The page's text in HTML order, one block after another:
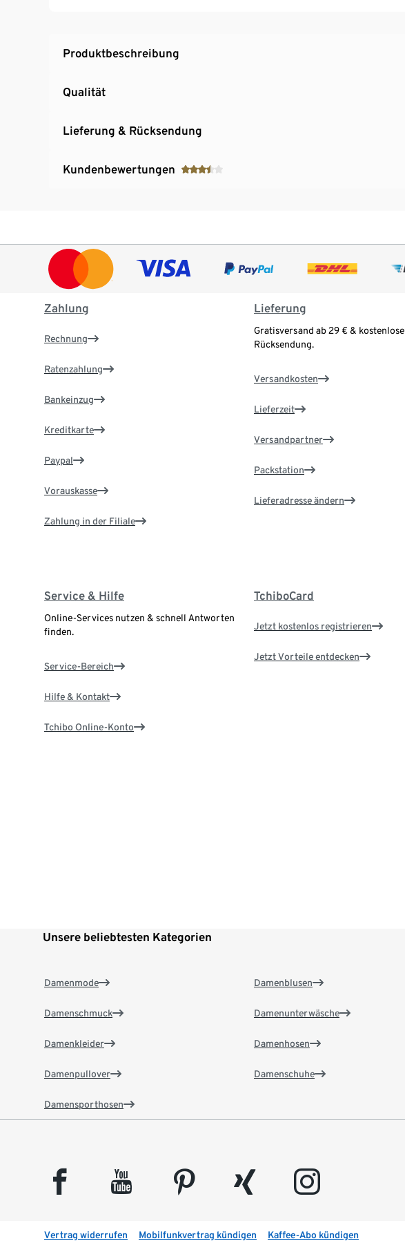
Übersichtliches LC-Farbdisplay mit Hintergrundbeleuchtung
Produktbeschreibung
Qualität
Lieferung & Rücksendung
Kundenbewertungen
Zahlung
Rechnung
Ratenzahlung
Bankeinzug
Kreditkarte
Paypal
Vorauskasse
Zahlung in der Filiale
Lieferung
Gratisversand ab 29 € & kostenlose
Rücksendung.
Versandkosten
Lieferzeit
Versandpartner
Packstation
Lieferadresse ändern
Service & Hilfe
Online-Services nutzen & schnell Antworten
finden.
Service-Bereich
Hilfe & Kontakt
Tchibo Online-Konto
TchiboCard
Jetzt kostenlos registrieren
Jetzt Vorteile entdecken
Unsere beliebtesten Kategorien
Damenmode
Damenschmuck
Damenkleider
Damenpullover
Damensporthosen
Damenblusen
Damenunterwäsche
Damenhosen
Damenschuhe
facebook youtube pinterest xing instagram
Vertrag widerrufen Mobilfunkvertrag kündigen Kaffee-Abo kündigen